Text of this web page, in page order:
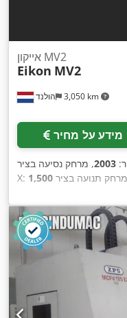
הולנד 3,050 km
אייקון MV2
Eikon MV2
מידע על מחיר
2003, מרחק נסיעה בציר
X:
3,200 ק"ג
, מהירות ציר
(מקסימום):2,900 מ"מ
,
מספר צירים: 3